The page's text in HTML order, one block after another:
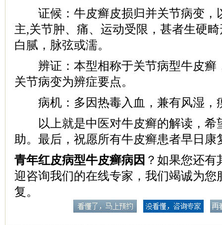
证候：牛皮癣皮损归并关节病变，
主,关节肿、痛、运动受限，甚者生硬
白腻，脉弦或濡。
辨证：本型相称于关节病型牛皮癣
关节病变为辨症要点。
病机：多因热毒入血，兼有风湿，
以上就是中医对牛皮癣的解读，希
助。最后，祝愿所有牛皮癣患者早日康
青年红皮病型牛皮癣病因 ？如果您还
迎咨询我们的在线专家，我们竭诚为您
复。